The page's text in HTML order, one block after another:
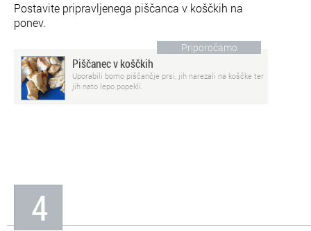
Postavite pripravljenega piščanca v koščkih na
ponev.
Priporočamo
Piščanec v koščkih
Uporabili bomo piščančje prsi, jih narezali na koščke ter
jih nato lepo popekli.
4